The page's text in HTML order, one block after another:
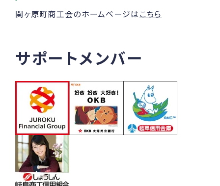
関ヶ原町商工会のホームページは こちら
サポートメンバー